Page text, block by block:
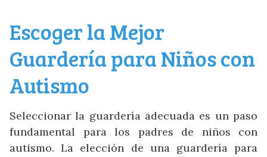
Escoger la Mejor
Guardería para Niños con
Autismo
Seleccionar la guardería adecuada es un paso
fundamental para los padres de niños con
autismo. La elección de una guardería para